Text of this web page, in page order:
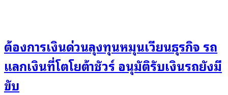
ต้องการเงินด่วนลุงทุนหมุนเวียนธุรกิจ รถ
แลกเงินที่โตโยต้าชัวร์ อนุมัติรับเงินรถยังมี
ขับ